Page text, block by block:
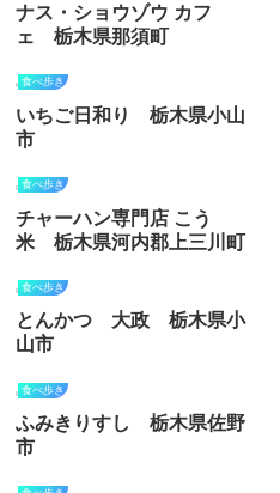
ナス・ショウゾウ カフ
ェ 栃木県那須町
食べ歩き
いちご日和り 栃木県小山
市
食べ歩き
チャーハン専門店 こう
米 栃木県河内郡上三川町
食べ歩き
とんかつ 大政 栃木県小
山市
食べ歩き
ふみきりすし 栃木県佐野
市